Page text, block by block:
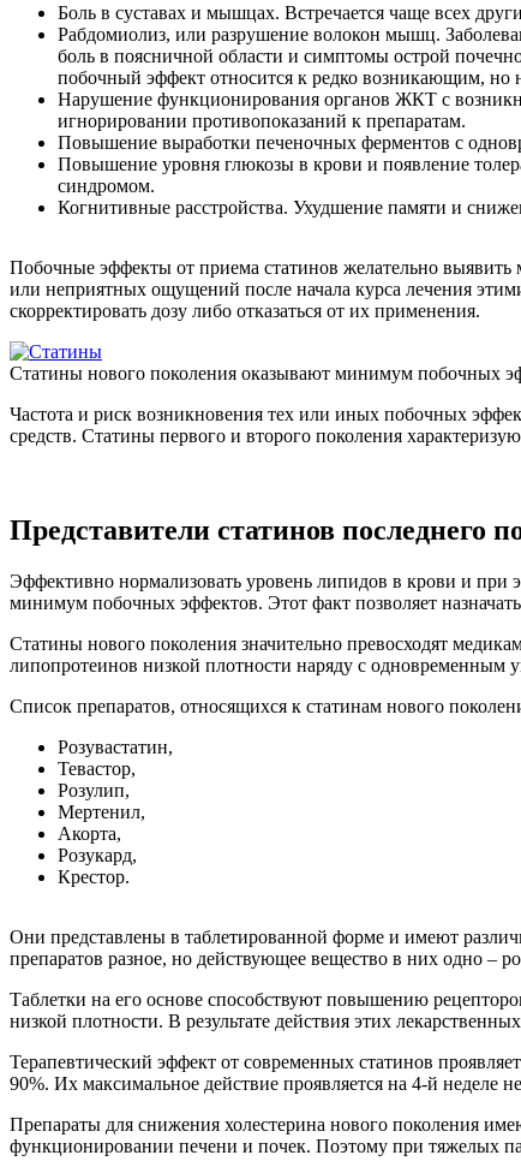
Боль в суставах и мышцах. Встречается чаще всех
Рабдомиолиз, или разрушение волокон мышц.
боль в поясничной области и симптомы острой
побочный эффект относится к редко возникающим, но
Нарушение функционирования органов ЖКТ с
игнорировании противопоказаний к препаратам.
Повышение выработки печеночных ферментов с
Повышение уровня глюкозы в крови и появление
синдромом.
Когнитивные расстройства. Ухудшение памяти и
Побочные эффекты от приема статинов желательно
или неприятных ощущений после начала курса лечения
скорректировать дозу либо отказаться от их применения.
Статины нового поколения оказывают минимум побочных
Частота и риск возникновения тех или иных побочных
средств. Статины первого и второго поколения
Представители статинов последнего
Эффективно нормализовать уровень липидов в крови и при
минимум побочных эффектов. Этот факт позволяет
Статины нового поколения значительно превосходят
липопротеинов низкой плотности наряду с одновременным
Список препаратов, относящихся к статинам нового
Розувастатин,
Тевастор,
Розулип,
Мертенил,
Акорта,
Розукард,
Крестор.
Они представлены в таблетированной форме и имеют
препаратов разное, но действующее вещество в них одно –
Таблетки на его основе способствуют повышению
низкой плотности. В результате действия этих
Терапевтический эффект от современных статинов
90%. Их максимальное действие проявляется на 4-й неделе
Препараты для снижения холестерина нового поколения
функционировании печени и почек. Поэтому при тяжелых